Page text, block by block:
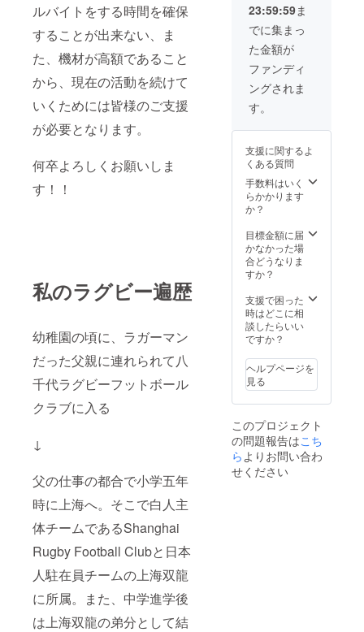
ルバイトをする時間を確保
することが出来ない、ま
た、機材が高額であること
から、現在の活動を続けて
いくためには皆様のご支援
が必要となります。
何卒よろしくお願いしま
す！！
私のラグビー遍歴
幼稚園の頃に、ラガーマン
だった父親に連れられて八
千代ラグビーフットボール
クラブに入る
↓
父の仕事の都合で小学五年
時に上海へ。そこで白人主
体チームであるShanghai
Rugby Football Clubと日本
人駐在員チームの上海双龍
に所属。また、中学進学後
は上海双龍の弟分として結
こと、ご理解く
ださい。 開催地
に関しまして
は、東京を予定
しております。
い。(交通費、宿
泊費は負担致し
ませんが、イベ
ント開催費用は
私が負担します)
23:59:59ま
でに集まっ
た金額が
ファンディ
ングされま
す。
支援に関するよ
くある質問
手数料はいく
らかかります
か？
目標金額に届
かなかった場
合どうなりま
すか？
支援で困った
時はどこに相
談したらいい
ですか？
ヘルプページを
見る
このプロジェクト
の問題報告はこち
らよりお問い合わ
せください